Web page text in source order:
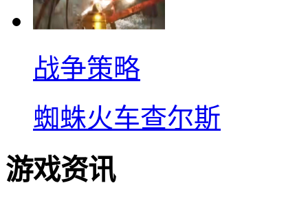
战争策略
蜘蛛火车查尔斯
游戏资讯